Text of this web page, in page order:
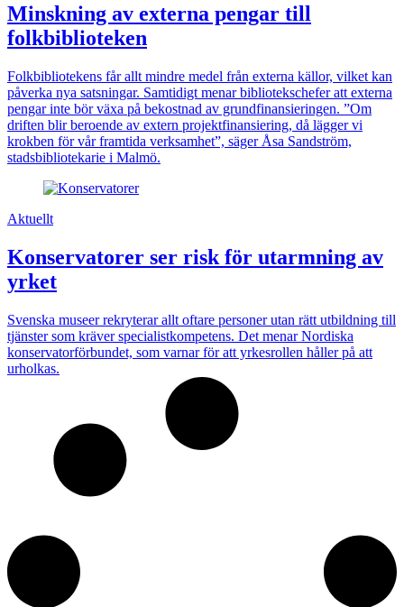
Minskning av externa pengar till
folkbiblioteken
Folkbibliotekens får allt mindre medel från externa källor, vilket kan
påverka nya satsningar. Samtidigt menar bibliotekschefer att externa
pengar inte bör växa på bekostnad av grundfinansieringen. ”Om
driften blir beroende av extern projektfinansiering, då lägger vi
krokben för vår framtida verksamhet”, säger Åsa Sandström,
stadsbibliotekarie i Malmö.
Aktuellt
Konservatorer ser risk för utarmning av
yrket
Svenska museer rekryterar allt oftare personer utan rätt utbildning till
tjänster som kräver specialistkompetens. Det menar Nordiska
konservatorförbundet, som varnar för att yrkesrollen håller på att
urholkas.